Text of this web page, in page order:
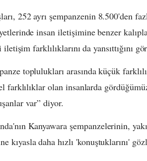
252 ayrı şempanzenin 8.500'den
insan iletişimine benzer
farklılıklarını da yansıttığını
toplulukları arasında küçük
farklılıklar olan insanlarda
var” diyor.
Kanyawara şempanzelerinin,
kıyasla daha hızlı 'konuştuklarını'